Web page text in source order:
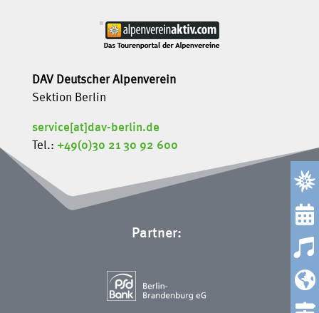
DAV Deutscher Alpenverein
Sektion Berlin
service[at]dav-berlin.de
Tel.: +49(0)30 21 30 92 600
Partner:


